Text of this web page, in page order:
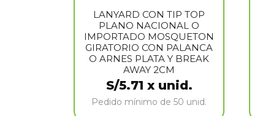
LANYARD CON TIP TOP
PLANO NACIONAL O
IMPORTADO MOSQUETON
GIRATORIO CON PALANCA
O ARNES PLATA Y BREAK
AWAY 2CM
S/5.71 x unid.
Pedido mínimo de 50 unid.